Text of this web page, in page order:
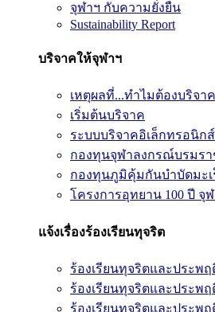
จุฬาฯ กับความยั่งยืน
Sustainability Report
บริจาคให้จุฬาฯ
เหตุผลที่...ทำไมต้องบริจา
เริ่มต้นบริจาค
ระบบบริจาคอิเล็กทรอนิกส์
กองทุนจุฬาลงกรณ์บรมร
กองทุนภูมิคุ้มกันบำบัดมะเ
โครงการอุทยาน 100 ปี
แจ้งเรื่องร้องเรียนทุจริต
ร้องเรียนทุจริตและประพ
ร้องเรียนทุจริตและประพ
ร้องเรียนทุจริตและประพ